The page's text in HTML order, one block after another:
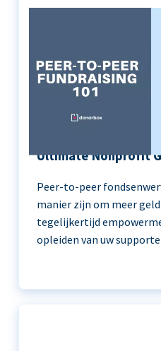
Peer-to-Peer
Ultimate Nonprofit
Peer-to-peer
manier zijn om meer
tegelijkertijd
opleiden van uw